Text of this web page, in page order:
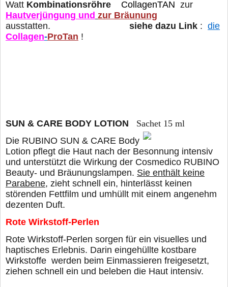
Watt Kombinationsröhre CollagenTAN zur
Hautverjüngung und zur Bräunung
ausstatten. siehe dazu Link : die
Collagen-ProTan !
SUN & CARE BODY LOTION
Sachet 15 ml
Die RUBINO SUN & CARE Body
Lotion pflegt die Haut nach der Besonnung intensiv
und unterstützt die Wirkung der Cosmedico RUBINO
Beauty- und Bräunungslampen. Sie enthält keine
Parabene, zieht schnell ein, hinterlässt keinen
störenden Fettfilm und umhüllt mit einem angenehm
dezenten Duft.
Rote Wirkstoff-Perlen
Rote Wirkstoff-Perlen sorgen für ein visuelles und
haptisches Erlebnis. Darin eingehüllte kostbare
Wirkstoffe werden beim Einmassieren freigesetzt,
ziehen schnell ein und beleben die Haut intensiv.